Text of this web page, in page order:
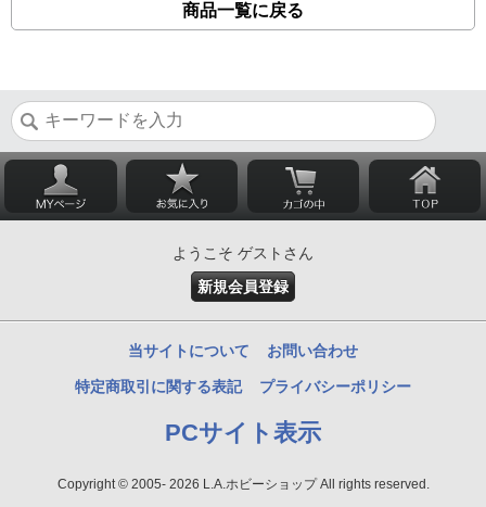
商品一覧に戻る
ようこそ ゲストさん
新規会員登録
当サイトについて お問い合わせ
特定商取引に関する表記 プライバシーポリシー
PCサイト表示
Copyright © 2005- 2026 L.A.ホビーショップ All rights reserved.